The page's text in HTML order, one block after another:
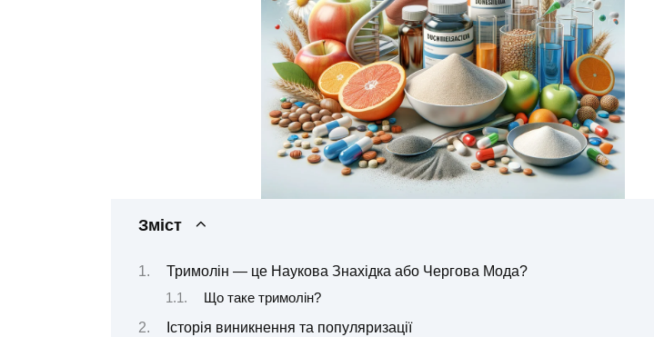
Зміст
Тримолін — це Наукова Знахідка або Чергова Мода?
Що таке тримолін?
Історія виникнення та популяризації